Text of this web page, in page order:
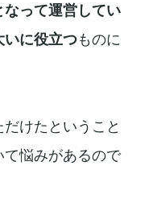
なって運営してい
いに役立つものに
けたということ
悩みがあるので